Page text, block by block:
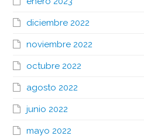
diciembre 2022
noviembre 2022
octubre 2022
agosto 2022
junio 2022
mayo 2022